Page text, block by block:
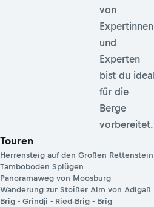
von
Expertinnen
und
Experten
bist du ideal
für die
Berge
vorbereitet.
Touren
Herrensteig auf den Großen Rettenstein
Tamboboden Splügen
Panoramaweg von Moosburg
Wanderung zur Stoißer Alm von Adlgaß
Brig - Grindji - Ried-Brig - Brig